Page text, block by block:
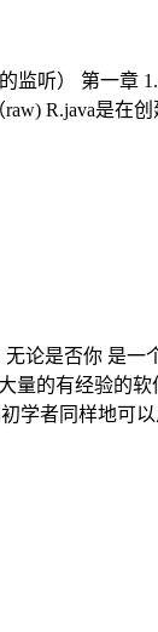
听） 第一章
R.java是在
论是否你 是
的有经验的
学者同样地可